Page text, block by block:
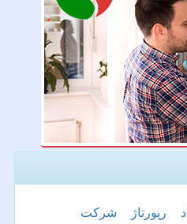
رپورتاژ شركت